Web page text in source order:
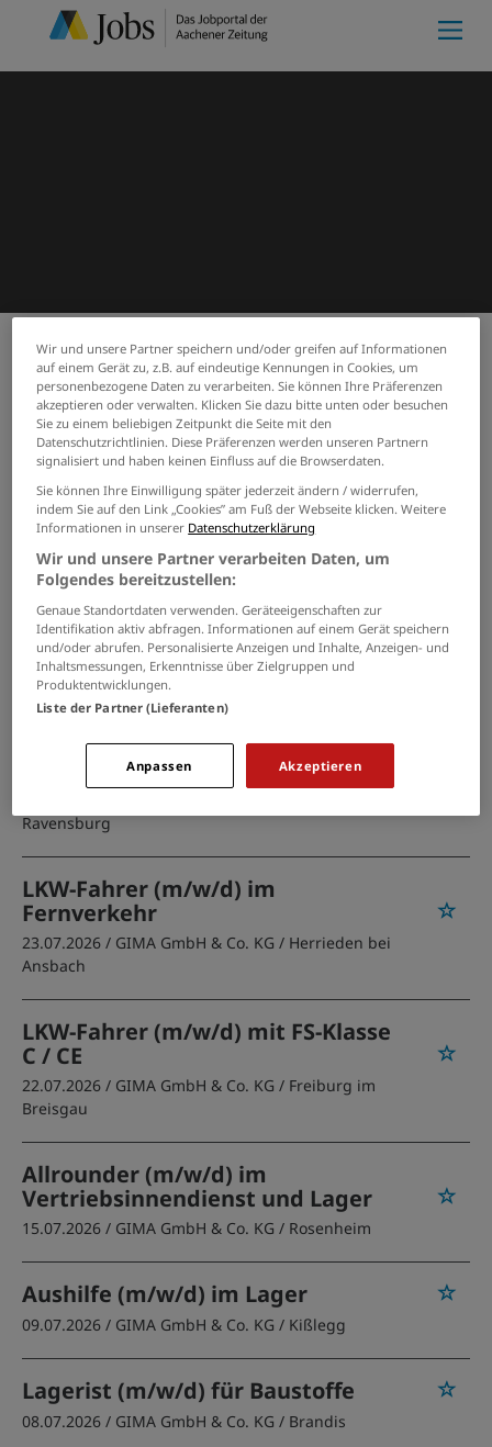
Start Suchergebnisse Meine Merkliste
Jobs von GIMA GmbH & Co. KG
PASSENDE JOBS PER E-MAIL
GRENZEN SIE IHRE SUCHE EIN
Allrounder (m/w/d) im
Vertriebsinnendienst und Lager
27.07.2026 /GIMA GmbH & Co. KG
/ Fellbach bei
Stuttgart
Aushilfe (m/w/d) im Lager
Ravensburg
LKW-Fahrer (m/w/d) im
Fernverkehr
23.07.2026 / GIMA GmbH & Co. KG / Herrieden bei
Ansbach
LKW-Fahrer (m/w/d) mit FS-Klasse
C / CE
22.07.2026 / GIMA GmbH & Co. KG / Freiburg im
Breisgau
Allrounder (m/w/d) im
Vertriebsinnendienst und Lager
15.07.2026 / GIMA GmbH & Co. KG / Rosenheim
Aushilfe (m/w/d) im Lager
09.07.2026 / GIMA GmbH & Co. KG / Kißlegg
Lagerist (m/w/d) für Baustoffe
08.07.2026 / GIMA GmbH & Co. KG / Brandis
Wir und unsere Partner speichern und/oder greifen auf Informationen
auf einem Gerät zu, z.B. auf eindeutige Kennungen in Cookies, um
personenbezogene Daten zu verarbeiten. Sie können Ihre Präferenzen
akzeptieren oder verwalten. Klicken Sie dazu bitte unten oder besuchen
Sie zu einem beliebigen Zeitpunkt die Seite mit den
Datenschutzrichtlinien. Diese Präferenzen werden unseren Partnern
signalisiert und haben keinen Einfluss auf die Browserdaten.
Sie können Ihre Einwilligung später jederzeit ändern / widerrufen,
indem Sie auf den Link „Cookies” am Fuß der Webseite klicken. Weitere
Informationen in unserer Datenschutzerklärung
Wir und unsere Partner verarbeiten Daten, um
Folgendes bereitzustellen:
Genaue Standortdaten verwenden. Geräteeigenschaften zur
Identifikation aktiv abfragen. Informationen auf einem Gerät speichern
und/oder abrufen. Personalisierte Anzeigen und Inhalte, Anzeigen- und
Inhaltsmessungen, Erkenntnisse über Zielgruppen und
Produktentwicklungen.
Liste der Partner (Lieferanten)
Akzeptieren
Anpassen